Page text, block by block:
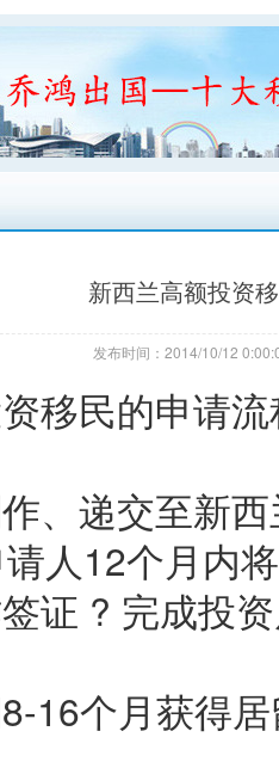
新西兰高额投资
发布时间：2014/10/12
移民的申请
、递交至新
人12个月内
证 ? 完成投
16个月获得